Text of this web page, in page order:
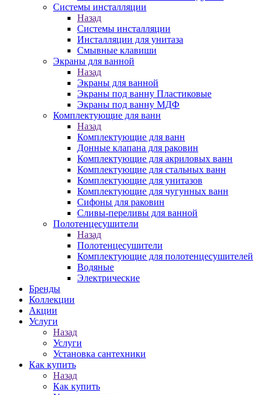
Системы инсталляции
Назад
Системы инсталляции
Инсталляции для унитаза
Смывные клавиши
Экраны для ванной
Назад
Экраны для ванной
Экраны под ванну Пластиковые
Экраны под ванну МДФ
Комплектующие для ванн
Назад
Комплектующие для ванн
Донные клапана для раковин
Комплектующие для акриловых ванн
Комплектующие для стальных ванн
Комплектующие для унитазов
Комплектующие для чугунных ванн
Сифоны для раковин
Сливы-переливы для ванной
Полотенцесушители
Назад
Полотенцесушители
Комплектующие для полотенцесушителей
Водяные
Электрические
Бренды
Коллекции
Акции
Услуги
Назад
Услуги
Установка сантехники
Как купить
Назад
Как купить